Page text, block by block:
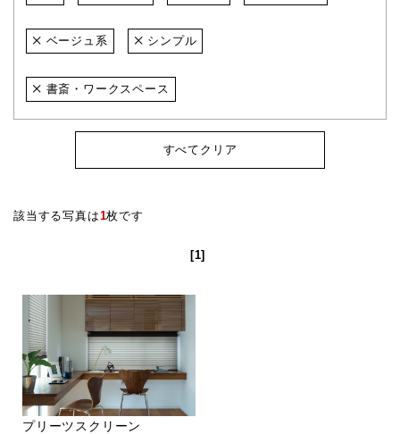
ベージュ系 シンプル
書斎・ワークスペース
すべてクリア
該当する写真は1枚です
[1]
プリーツスクリーン